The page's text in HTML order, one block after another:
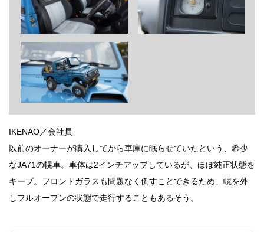
IKENAO／会社員
以前のオーナーが購入してから車庫に眠らせていたという、希少
なJA71の幌車。車体は2インチアップしているが、ほぼ純正状態を
キープ。フロントガラスも問題なく倒すことできるため、幌を外
しフルオープンの状態で走行することもあるそう。